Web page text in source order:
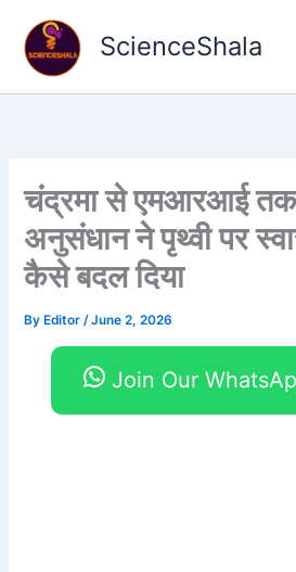
content
ScienceShala
चंद्रमा से एमआरआई
अनुसंधान ने पृथ्वी पर
कैसे बदल दिया
By Editor/June 2, 2026
Join Our